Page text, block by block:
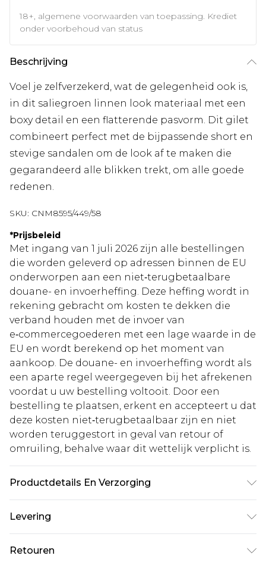
18+, algemene voorwaarden van toepassing. Krediet
onder voorbehoud van status
Beschrijving
Voel je zelfverzekerd, wat de gelegenheid ook is,
in dit saliegroen linnen look materiaal met een
boxy detail en een flatterende pasvorm. Dit gilet
combineert perfect met de bijpassende short en
stevige sandalen om de look af te maken die
gegarandeerd alle blikken trekt, om alle goede
redenen.
SKU: CNM8595/449/58
*Prijsbeleid
Met ingang van 1 juli 2026 zijn alle bestellingen
die worden geleverd op adressen binnen de EU
onderworpen aan een niet‑terugbetaalbare
douane- en invoerheffing. Deze heffing wordt in
rekening gebracht om kosten te dekken die
verband houden met de invoer van
e‑commercegoederen met een lage waarde in de
EU en wordt berekend op het moment van
aankoop. De douane- en invoerheffing wordt als
een aparte regel weergegeven bij het afrekenen
voordat u uw bestelling voltooit. Door een
bestelling te plaatsen, erkent en accepteert u dat
deze kosten niet‑terugbetaalbaar zijn en niet
worden teruggestort in geval van retour of
omruiling, behalve waar dit wettelijk verplicht is.
Productdetails En Verzorging
gebruikte materiaal kan kleur afgeven.
Levering
Standaardlevering Nederland
€5.99
Retouren